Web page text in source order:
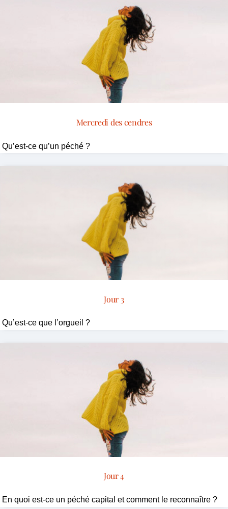
Mercredi des cendres
Qu’est-ce qu’un péché ?
Jour 3
Qu’est-ce que l’orgueil ?
Jour 4
En quoi est-ce un péché capital et comment le reconnaître ?